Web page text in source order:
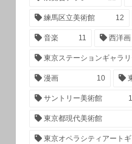
練馬区立美術館 12
音楽 11 西洋画
東京ステーションギャラ
漫画 10
サントリー美術館
東京都現代美術館
東京オペラシティアート